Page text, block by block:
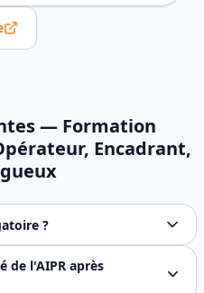
— Formation
Encadrant,
?
de la date du QCM.
de l'AIPR après